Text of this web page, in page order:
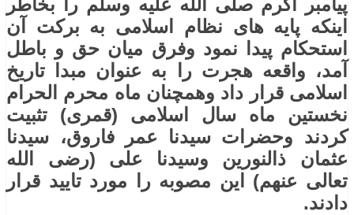
پیامبر اکرم صلی ‌الله ‌عليه ‌وسلم را بخاطر
اینکه پایه های نظام اسلامی به برکت آن
استحکام پیدا نمود وفرق میان حق و باطل
آمد، واقعه هجرت را به عنوان مبدا تاریخ
اسلامی قرار داد وهمچنان ماه محرم الحرام
نخستین ماه سال اسلامی (قمری) تثبیت
کردند وحضرات سیدنا عمر فاروق، سیدنا
عثمان ذالنورین وسیدنا علی (رضی الله
تعالی عنهم) این مصوبه را مورد تایید قرار
دادند.